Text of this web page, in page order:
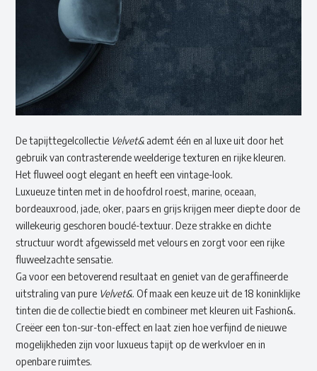
De tapijttegelcollectie Velvet& ademt één en al luxe uit door het
gebruik van contrasterende weelderige texturen en rijke kleuren.
Het fluweel oogt elegant en heeft een vintage-look.
Luxueuze tinten met in de hoofdrol roest, marine, oceaan,
bordeauxrood, jade, oker, paars en grijs krijgen meer diepte door de
willekeurig geschoren bouclé-textuur. Deze strakke en dichte
structuur wordt afgewisseld met velours en zorgt voor een rijke
fluweelzachte sensatie.
Ga voor een betoverend resultaat en geniet van de geraffineerde
uitstraling van pure Velvet&. Of maak een keuze uit de 18 koninklijke
tinten die de collectie biedt en combineer met kleuren uit Fashion&.
Creëer een ton-sur-ton-effect en laat zien hoe verfijnd de nieuwe
mogelijkheden zijn voor luxueus tapijt op de werkvloer en in
openbare ruimtes.